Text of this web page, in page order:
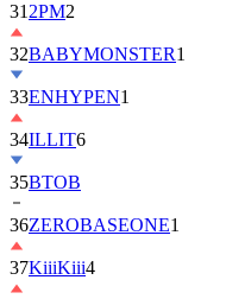
31 2PM2
32BABYMONSTER1
33ENHYPEN1
34ILLIT6
35BTOB
36ZEROBASEONE1
37KiiiKiii4